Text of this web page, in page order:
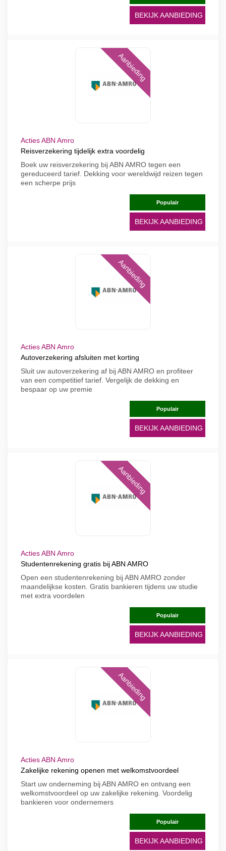
BEKIJK AANBIEDING
Aanbieding
Acties ABN Amro
Reisverzekering tijdelijk extra voordelig
Boek uw reisverzekering bij ABN AMRO tegen een
gereduceerd tarief. Dekking voor wereldwijd reizen tegen
een scherpe prijs
Populair
BEKIJK AANBIEDING
Aanbieding
Acties ABN Amro
Autoverzekering afsluiten met korting
Sluit uw autoverzekering af bij ABN AMRO en profiteer
van een competitief tarief. Vergelijk de dekking en
bespaar op uw premie
Populair
BEKIJK AANBIEDING
Aanbieding
Acties ABN Amro
Studentenrekening gratis bij ABN AMRO
Open een studentenrekening bij ABN AMRO zonder
maandelijkse kosten. Gratis bankieren tijdens uw studie
met extra voordelen
Populair
BEKIJK AANBIEDING
Aanbieding
Acties ABN Amro
Zakelijke rekening openen met welkomstvoordeel
Start uw onderneming bij ABN AMRO en ontvang een
welkomstvoordeel op uw zakelijke rekening. Voordelig
bankieren voor ondernemers
Populair
BEKIJK AANBIEDING